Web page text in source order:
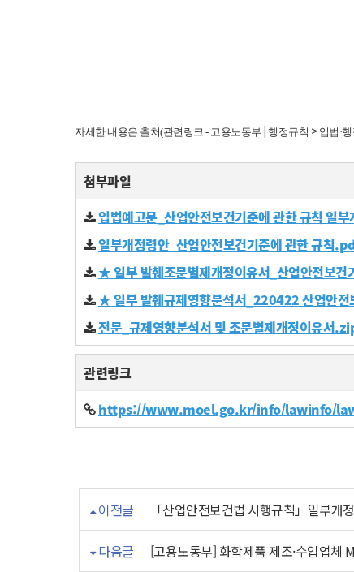
자세한 내용은 출처(관련링크 - 고용노동부 | 행정규칙 > 입법·
첨부파일
입법예고문_산업안전보건기준에 관한 규칙 일
일부개정령안_산업안전보건기준에 관한 규칙
★ 일부 발췌조문별제개정이유서_산업안전보
★ 일부 발췌규제영향분석서_220422 산업안
전문_규제영향분석서 및 조문별제개정이유서
관련링크
https://www.moel.go.kr/info/lawinfo/
이전글 「산업안전보건법 시행규칙」일부
다음글 [고용노동부] 화학제품 제조·수입업체